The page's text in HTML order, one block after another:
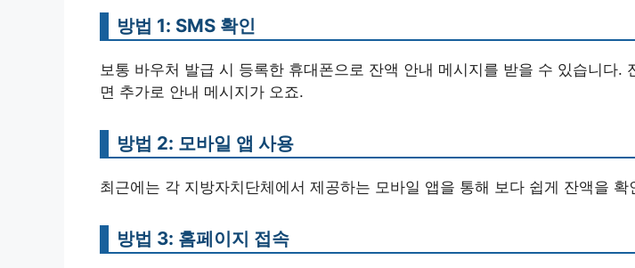
방법 1: SMS 확인
보통 바우처 발급 시 등록한 휴대폰으로 잔액 안내 메시지를 받을 수 있습니다.
면 추가로 안내 메시지가 오죠.
방법 2: 모바일 앱 사용
최근에는 각 지방자치단체에서 제공하는 모바일 앱을 통해 보다 쉽게 잔액을 확
방법 3: 홈페이지 접속